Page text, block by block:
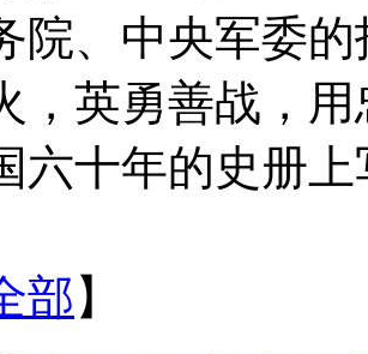
院、中央军委
，英勇善战，
六十年的史册
部 】